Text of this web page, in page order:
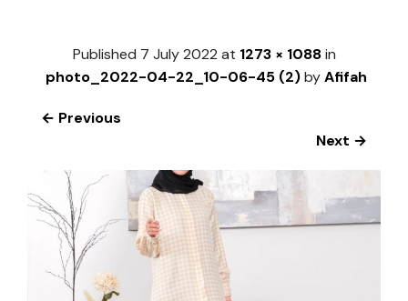
Published 7 July 2022 at 1273 × 1088in
photo_2022-04-22_10-06-45 (2)byAfifah
← Previous
Next →